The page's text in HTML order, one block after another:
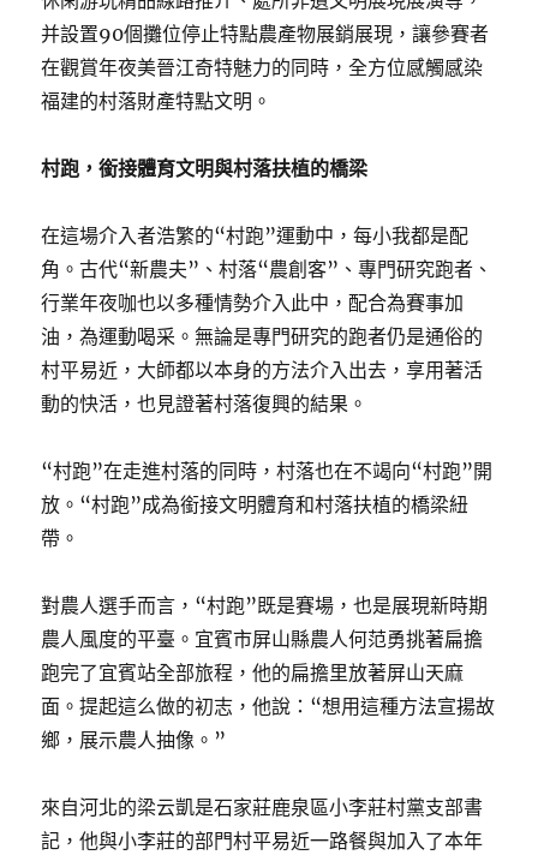
并設置90個攤位停止特點農產物展銷展現，讓參賽者
在觀賞年夜美晉江奇特魅力的同時，全方位感觸感染
福建的村落財產特點文明。
村跑，銜接體育文明與村落扶植的橋梁
在這場介入者浩繁的“村跑”運動中，每小我都是配
角。古代“新農夫”、村落“農創客”、專門研究跑者、
行業年夜咖也以多種情勢介入此中，配合為賽事加
油，為運動喝采。無論是專門研究的跑者仍是通俗的
村平易近，大師都以本身的方法介入出去，享用著活
動的快活，也見證著村落復興的結果。
“村跑”在走進村落的同時，村落也在不竭向“村跑”開
放。“村跑”成為銜接文明體育和村落扶植的橋梁紐
帶。
對農人選手而言，“村跑”既是賽場，也是展現新時期
農人風度的平臺。宜賓市屏山縣農人何范勇挑著扁擔
跑完了宜賓站全部旅程，他的扁擔里放著屏山天麻
面。提起這么做的初志，他說：“想用這種方法宣揚故
鄉，展示農人抽像。”
來自河北的梁云凱是石家莊鹿泉區小李莊村黨支部書
記，他與小李莊的部門村平易近一路餐與加入了本年